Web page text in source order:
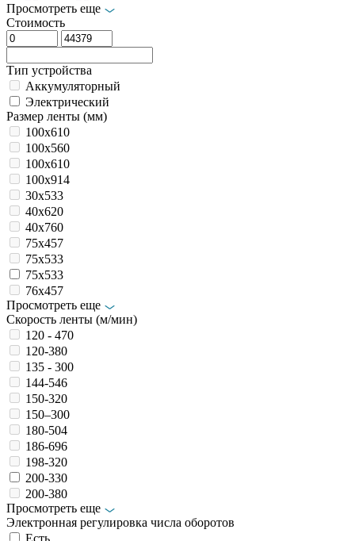
Просмотреть еще
Стоимость
Тип устройства
Аккумуляторный
Электрический
Размер ленты (мм)
100x610
100х560
100х610
100х914
30х533
40х620
40х760
75х457
75х533
75х533
76x457
Просмотреть еще
Скорость ленты (м/мин)
120 - 470
120-380
135 - 300
144-546
150-320
150–300
180-504
186-696
198-320
200-330
200-380
Просмотреть еще
Электронная регулировка числа оборотов
Есть